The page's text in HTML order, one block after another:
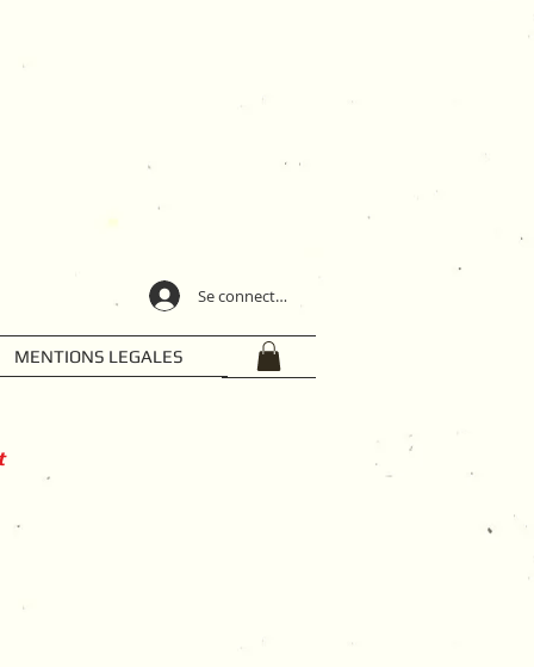
Se connecter
MENTIONS LEGALES